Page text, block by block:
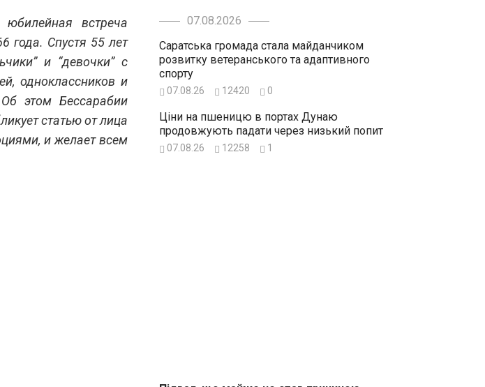
встреча
года. Спустя 55 лет
и “девочки” с
одноклассников и
этом Бессарабии
статью от лица
и желает всем
07.08.2026
Саратська громада стала майданчиком
розвитку ветеранського та адаптивного
спорту
07.08.26 12420 0
Ціни на пшеницю в портах Дунаю
продовжують падати через низький попит
07.08.26 12258 1